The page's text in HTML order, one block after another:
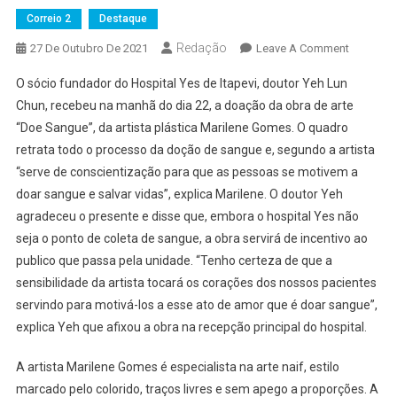
Correio 2 Destaque
27 De Outubro De 2021 Redação Leave A CommentOn
De
Recebe
Obra
Arte
De
Sangue
O sócio fundador do Hospital Yes de Itapevi, doutor Yeh Lun
Chun, recebeu na manhã do dia 22, a doação da obra de arte
“Doe Sangue”, da artista plástica Marilene Gomes. O quadro
retrata todo o processo da doção de sangue e, segundo a artista
“serve de conscientização para que as pessoas se motivem a
doar sangue e salvar vidas”, explica Marilene. O doutor Yeh
agradeceu o presente e disse que, embora o hospital Yes não
seja o ponto de coleta de sangue, a obra servirá de incentivo ao
publico que passa pela unidade. “Tenho certeza de que a
sensibilidade da artista tocará os corações dos nossos pacientes
servindo para motivá-los a esse ato de amor que é doar sangue”,
explica Yeh que afixou a obra na recepção principal do hospital.
A artista Marilene Gomes é especialista na arte naif, estilo
marcado pelo colorido, traços livres e sem apego a proporções. A